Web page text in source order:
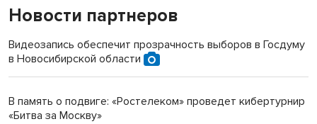
Новости партнеров
Видеозапись обеспечит прозрачность выборов в Госдуму
в Новосибирской области
В память о подвиге: «Ростелеком» проведет кибертурнир
«Битва за Москву»